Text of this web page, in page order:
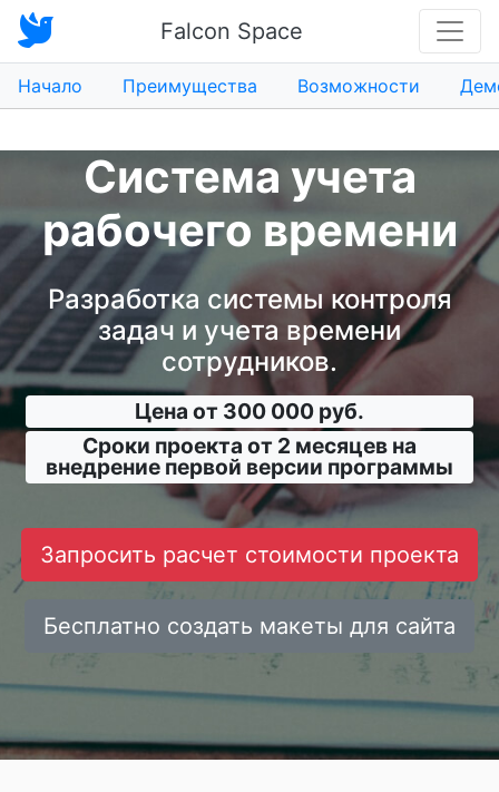
Falcon Space
Начало Преимущества Возможности
Система учета
рабочего времени
Разработка системы контроля
задач и учета времени
сотрудников.
Цена от 300 000 руб.
Сроки проекта от 2 месяцев на
внедрение первой версии программы
Запросить расчет стоимости проекта
Бесплатно создать макеты для сайта